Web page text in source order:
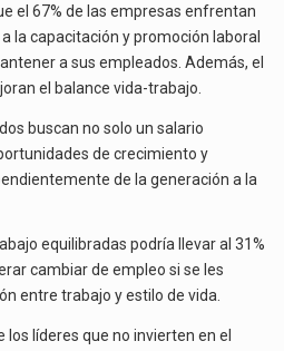
el 67% de las empresas enfrentan
la capacitación y promoción laboral
a sus empleados. Además, el
el balance vida-trabajo.
buscan no solo un salario
de crecimiento y
de la generación a la
equilibradas podría llevar al 31%
cambiar de empleo si se les
entre trabajo y estilo de vida.
líderes que no invierten en el